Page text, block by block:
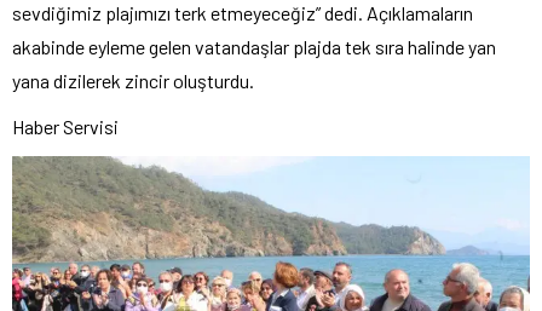
sevdiğimiz plajımızı terk etmeyeceğiz” dedi. Açıklamaların
akabinde eyleme gelen vatandaşlar plajda tek sıra halinde yan
yana dizilerek zincir oluşturdu.
Haber Servisi